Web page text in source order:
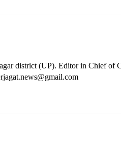
district (UP). Editor in Chief of